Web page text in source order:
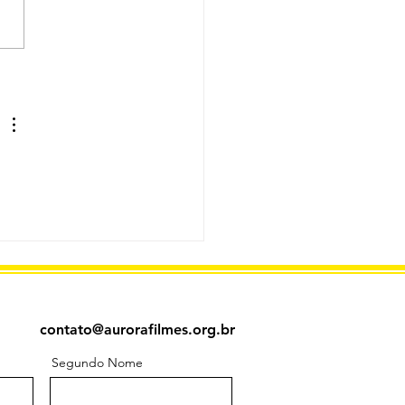
da Aurora
contato@aurorafilmes.org.br
Segundo Nome